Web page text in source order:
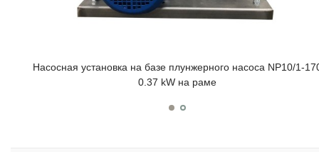
Насосная установка на базе плунжерного насоса NP10/1-
0.37 kW на раме